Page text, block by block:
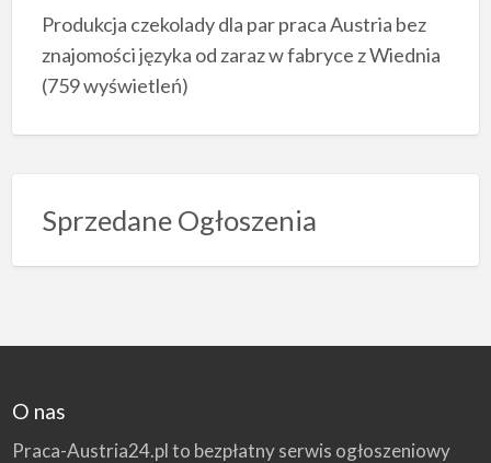
Produkcja czekolady dla par praca Austria bez
znajomości języka od zaraz w fabryce z Wiednia
(759 wyświetleń)
Sprzedane Ogłoszenia
O nas
Praca-Austria24.pl to bezpłatny serwis ogłoszeniowy